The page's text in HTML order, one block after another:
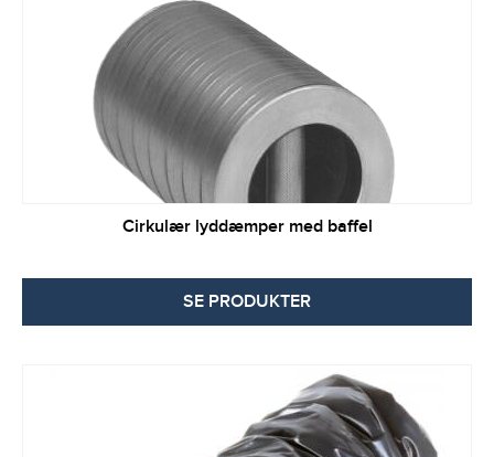
Cirkulær lyddæmper med baffel
SE PRODUKTER